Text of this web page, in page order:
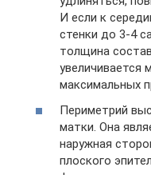
И если к
стенки до 3-4
толщина
увеличивается
максимальных
Периметрий
матки. Она
наружная
плоского